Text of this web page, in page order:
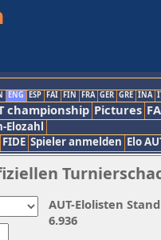
ENG ESP FAI FIN FRA GER GRE INA
championship Pictures
Elozahl
FIDE Spieler anmelden Elo
AUT-Elolisten
6.936